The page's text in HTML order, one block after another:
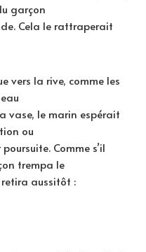
garçon
Cela le rattraperait
vers la rive, comme les
vase, le marin espérait
ou
Comme s’il
trempa le
aussitôt :